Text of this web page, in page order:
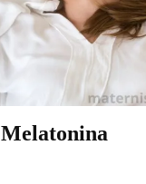
Melatonina